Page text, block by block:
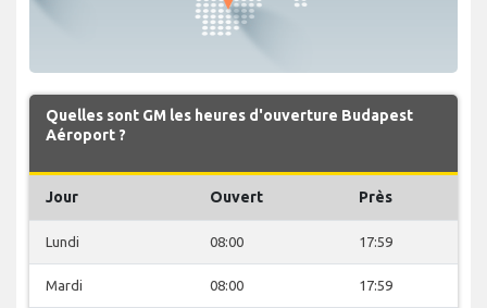
Quelles sont GM les heures d'ouverture Budapest
Aéroport ?
Jour Ouvert Près
Lundi 08:00 17:59
Mardi 08:00 17:59